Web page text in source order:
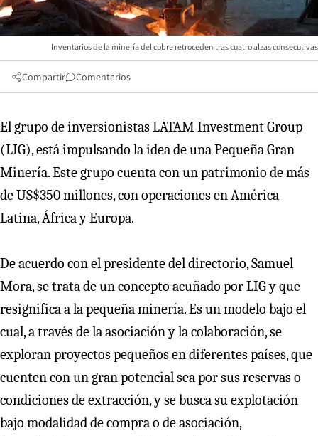
Inventarios de la minería del cobre retroceden tras cuatro alzas consecutivas
Compartir Comentarios
El grupo de inversionistas LATAM Investment Group
(LIG), está impulsando la idea de una Pequeña Gran
Minería. Este grupo cuenta con un patrimonio de más
de US$350 millones, con operaciones en América
Latina, África y Europa.
De acuerdo con el presidente del directorio, Samuel
Mora, se trata de un concepto acuñado por LIG y que
resignifica a la pequeña minería. Es un modelo bajo el
cual, a través de la asociación y la colaboración, se
exploran proyectos pequeños en diferentes países, que
cuenten con un gran potencial sea por sus reservas o
condiciones de extracción, y se busca su explotación
bajo modalidad de compra o de asociación,